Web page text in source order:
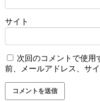
サイト
次回のコメントで使用
前、メールアドレス、サイ